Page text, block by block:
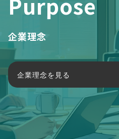
企業理念
企業理念を見る